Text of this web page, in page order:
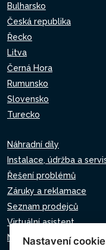
Bulharsko
Česká republika
Řecko
Litva
Černá Hora
Rumunsko
Slovensko
Turecko
Náhradní díly
Instalace, údržba a
Řešení problémů
Záruky a reklamace
Seznam prodejců
Virtuální asistent
Napište nám
Nastavení